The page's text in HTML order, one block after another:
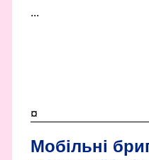
...
¤
Мобільні